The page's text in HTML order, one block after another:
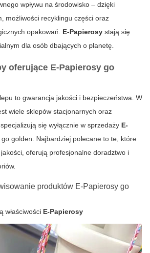
wpływu na środowisko – dzięki
możliwości recyklingu części oraz
opakowań. E-Papierosy stają się
dla osób dbających o planetę.
oferujące E-Papierosy go
to gwarancja jakości i bezpieczeństwa. W
wiele sklepów stacjonarnych oraz
się wyłącznie w sprzedaży E-
go golden. Najbardziej polecane to te, które
oferują profesjonalne doradztwo i
produktów E-Papierosy go
właściwości E-Papierosy